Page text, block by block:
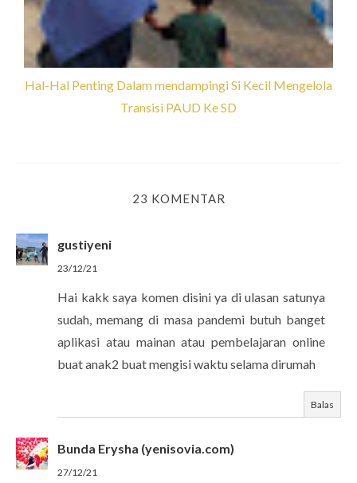
Hal-Hal Penting Dalam mendampingi Si Kecil Mengelola
Transisi PAUD Ke SD
23 KOMENTAR
gustiyeni
23/12/21
Hai kakk saya komen disini ya di ulasan satunya
sudah, memang di masa pandemi butuh banget
aplikasi atau mainan atau pembelajaran online
buat anak2 buat mengisi waktu selama dirumah
Balas
Bunda Erysha (yenisovia.com)
27/12/21